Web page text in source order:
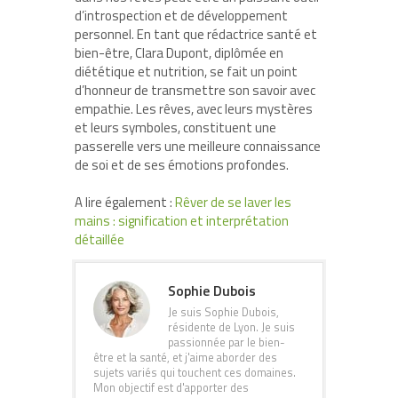
d’introspection et de développement
personnel. En tant que rédactrice santé et
bien-être, Clara Dupont, diplômée en
diététique et nutrition, se fait un point
d’honneur de transmettre son savoir avec
empathie. Les rêves, avec leurs mystères
et leurs symboles, constituent une
passerelle vers une meilleure connaissance
de soi et de ses émotions profondes.
A lire également :Rêver de se laver les
mains : signification et interprétation
détaillée
Sophie Dubois
Je suis Sophie Dubois,
résidente de Lyon. Je suis
passionnée par le bien-
être et la santé, et j'aime aborder des
sujets variés qui touchent ces domaines.
Mon objectif est d'apporter des